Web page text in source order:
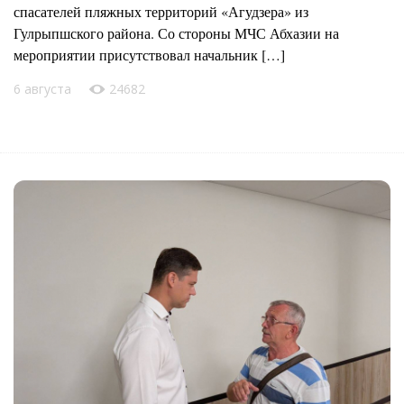
спасателей пляжных территорий «Агудзера» из
Гулрыпшского района. Со стороны МЧС Абхазии на
мероприятии присутствовал начальник […]
6 августа 24682